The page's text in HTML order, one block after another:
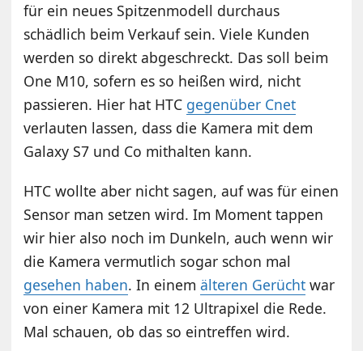
für ein neues Spitzenmodell durchaus
schädlich beim Verkauf sein. Viele Kunden
werden so direkt abgeschreckt. Das soll beim
One M10, sofern es so heißen wird, nicht
passieren. Hier hat HTC gegenüber Cnet
verlauten lassen, dass die Kamera mit dem
Galaxy S7 und Co mithalten kann.
HTC wollte aber nicht sagen, auf was für einen
Sensor man setzen wird. Im Moment tappen
wir hier also noch im Dunkeln, auch wenn wir
die Kamera vermutlich sogar schon mal
gesehen haben. In einemälteren Gerücht war
von einer Kamera mit 12 Ultrapixel die Rede.
Mal schauen, ob das so eintreffen wird.